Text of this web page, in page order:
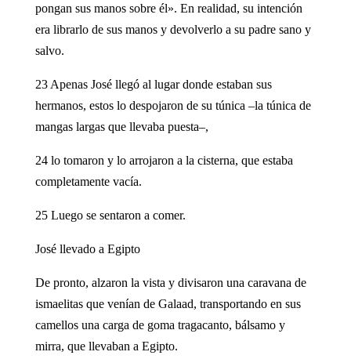
pongan sus manos sobre él». En realidad, su intención
era librarlo de sus manos y devolverlo a su padre sano y
salvo.
23 Apenas José llegó al lugar donde estaban sus
hermanos, estos lo despojaron de su túnica –la túnica de
mangas largas que llevaba puesta–,
24 lo tomaron y lo arrojaron a la cisterna, que estaba
completamente vacía.
25 Luego se sentaron a comer.
José llevado a Egipto
De pronto, alzaron la vista y divisaron una caravana de
ismaelitas que venían de Galaad, transportando en sus
camellos una carga de goma tragacanto, bálsamo y
mirra, que llevaban a Egipto.